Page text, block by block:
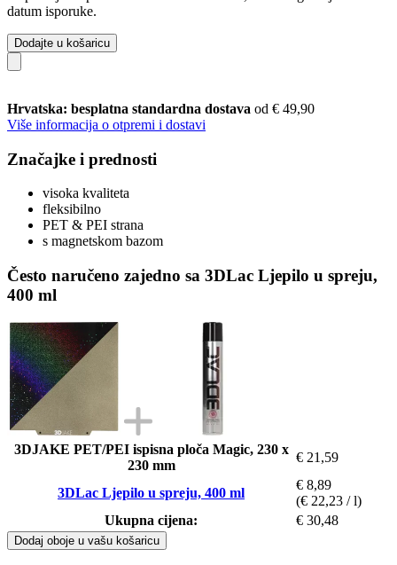
datum isporuke.
Dodajte u košaricu
Hrvatska: besplatna standardna dostava od € 49,90
Više informacija o otpremi i dostavi
Značajke i prednosti
visoka kvaliteta
fleksibilno
PET & PEI strana
s magnetskom bazom
Često naručeno zajedno sa 3DLac Ljepilo u spreju,
400 ml
3DJAKE PET/PEI ispisna ploča Magic, 230 x
230 mm
€ 21,59
3DLac Ljepilo u spreju, 400 ml
€ 8,89
(€ 22,23 / l)
Ukupna cijena:
€ 30,48
Dodaj oboje u vašu košaricu